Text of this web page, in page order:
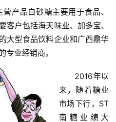
产品白砂糖主要用于食品、
客户包括海天味业、加多宝、
大型食品饮料企业和广西鼎华
专业经销商。
2016年以
来，随着糖业
市场下行，ST
南糖业绩大